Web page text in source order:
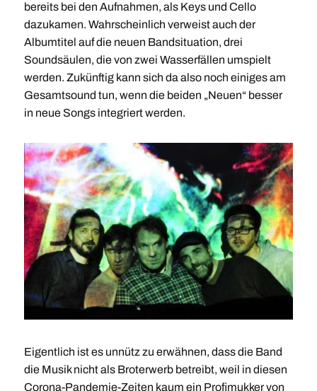
bereits bei den Aufnahmen, als Keys und Cello
dazukamen. Wahrscheinlich verweist auch der
Albumtitel auf die neuen Bandsituation, drei
Soundsäulen, die von zwei Wasserfällen umspielt
werden. Zukünftig kann sich da also noch einiges am
Gesamtsound tun, wenn die beiden „Neuen“ besser
in neue Songs integriert werden.
Eigentlich ist es unnütz zu erwähnen, dass die Band
die Musik nicht als Broterwerb betreibt, weil in diesen
Corona-Pandemie-Zeiten kaum ein Profimukker von